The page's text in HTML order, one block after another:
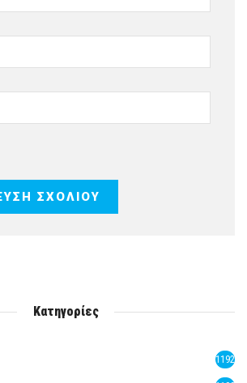
Κατηγορίες
1192